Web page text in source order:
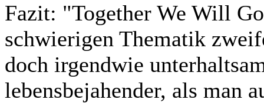
Fazit: "Together We Will
schwierigen Thematik
doch irgendwie
lebensbejahender, als man